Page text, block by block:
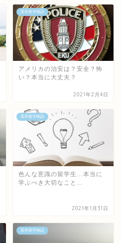
英米留学物語
アメリカの治安は？安全？怖
い？本当に大丈夫？
2021年2月4日
英米留学物語
色んな意識の留学生…本当に
学ぶべき大切なこと…
2021年1月31日
英米留学物語